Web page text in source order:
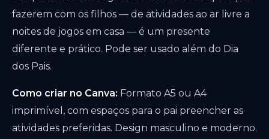
fazerem com os filhos — de atividades ao ar livre a
noites de jogos em casa — é um presente
diferente e prático. Pode ser usado além do Dia
dos Pais.
Como criar no Canva: Formato A5 ou A4
imprimível, com espaços para o pai preencher as
atividades preferidas. Design masculino e moderno.